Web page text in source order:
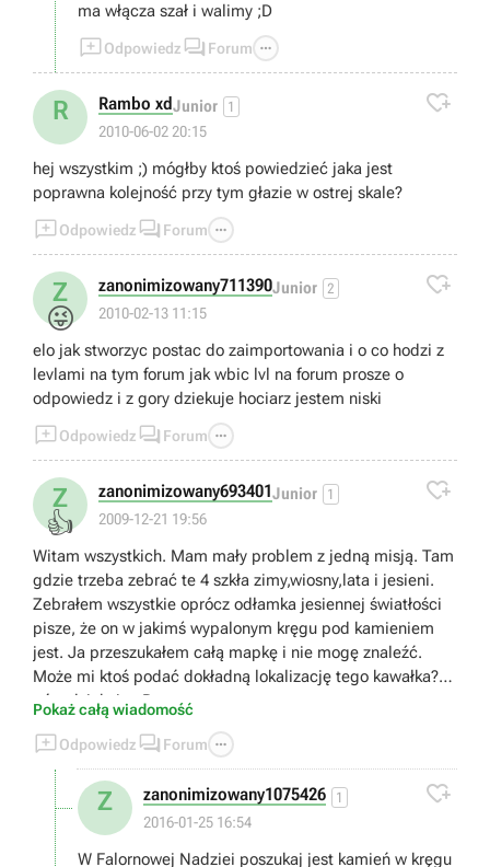
ma włącza szał i walimy ;D
Odpowiedz  Forum 
R Rambo xdJunior 1
2010-06-02 20:15

hej wszystkim ;) mógłby ktoś powiedzieć jaka jest
poprawna kolejność przy tym głazie w ostrej skale?
Odpowiedz  Forum 
Z
😜
zanonimizowany711390Junior 2
2010-02-13 11:15

elo jak stworzyc postac do zaimportowania i o co hodzi z
levlami na tym forum jak wbic lvl na forum prosze o
odpowiedz i z gory dziekuje hociarz jestem niski
Odpowiedz  Forum 
Z
👍
zanonimizowany693401Junior 1
2009-12-21 19:56

Witam wszystkich. Mam mały problem z jedną misją. Tam
gdzie trzeba zebrać te 4 szkła zimy,wiosny,lata i jesieni.
Zebrałem wszystkie oprócz odłamka jesiennej światłości
pisze, że on w jakimś wypalonym kręgu pod kamieniem
jest. Ja przeszukałem całą mapkę i nie mogę znaleźć.
Może mi ktoś podać dokładną lokalizację tego kawałka? Z
góry dziękuję. :P
Pokaż całą wiadomość
Odpowiedz  Forum 
Z zanonimizowany1075426 1
2016-01-25 16:54

W Falornowej Nadziei poszukaj jest kamień w kręgu